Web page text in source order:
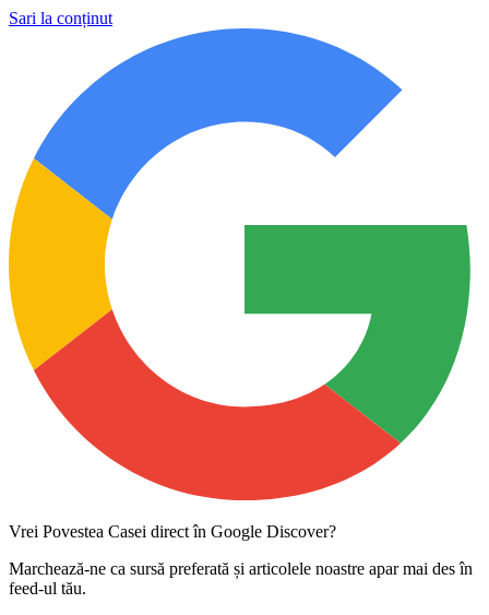
Sari la conținut
Vrei Povestea Casei direct în Google Discover?
Marchează-ne ca sursă preferată și articolele noastre apar mai des în
feed-ul tău.